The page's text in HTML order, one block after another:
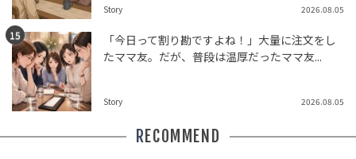
Story 2026.08.05
「今日って割り勘ですよね！」大量に注文をし
たママ友。だが、普段は温厚だったママ友...
Story 2026.08.05
RECOMMEND